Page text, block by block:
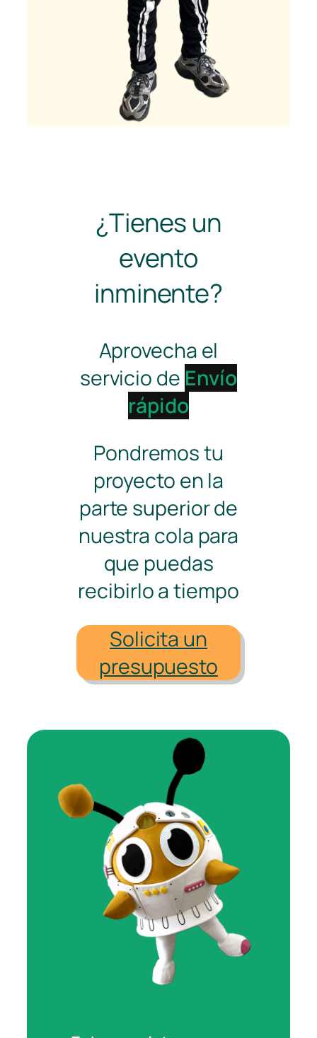
¿Tienes un
evento
inminente?
Aprovecha el
servicio de Envío
rápido
Pondremos tu
proyecto en la
parte superior de
nuestra cola para
que puedas
recibirlo a tiempo
Solicita un
presupuesto